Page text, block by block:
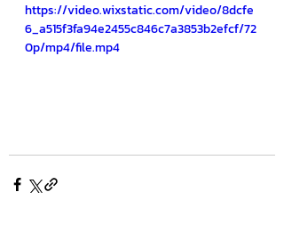
https://video.wixstatic.com/video/8dcfe
6_a515f3fa94e2455c846c7a3853b2efcf/72
0p/mp4/file.mp4